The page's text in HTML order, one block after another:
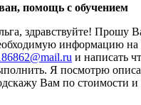
помощь с обучением
здравствуйте! Прошу
информацию на
и написать
Я посмотрю
Вам по стоимости